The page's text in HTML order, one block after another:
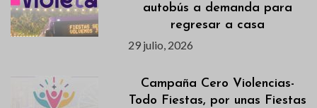
autobús a demanda para
regresar a casa
29 julio, 2026
Campaña Cero Violencias-
Todo Fiestas, por unas Fiestas